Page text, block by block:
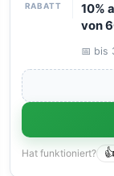
RABATT
10%
von
📅 bis
Hat funktioniert? 👍